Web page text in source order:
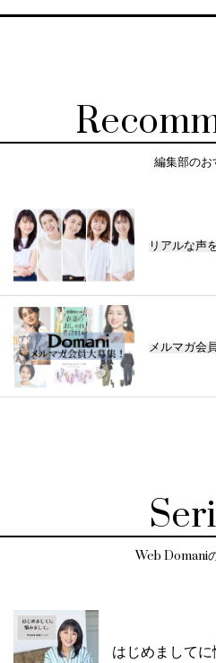
編集部のお
リアルな声
メルマガ会
Web Domani
はじめましてに